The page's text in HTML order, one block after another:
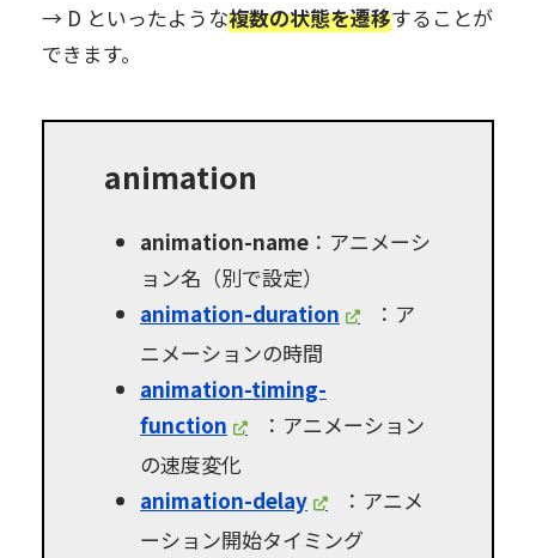
→ D といったような複数の状態を遷移することが
できます。
animation
animation-name ：アニメーシ
ョン名（別で設定）
animation-duration
：ア
ニメーションの時間
animation-timing-
function
：アニメーション
の速度変化
animation-delay
：アニメ
ーション開始タイミング